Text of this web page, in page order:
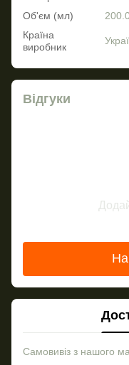
Об'єм (мл)
200.0
Країна
виробник
Відгуки
Самовивіз з нашого